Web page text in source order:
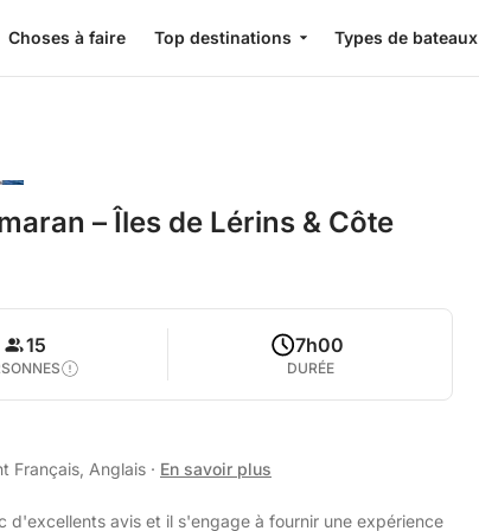
Choses à faire Top destinations Types de bateaux
– Îles de Lérins & Côte
15 7h00
DURÉE
Français, Anglais · En savoir plus
avis et il s'engage à fournir une expérience